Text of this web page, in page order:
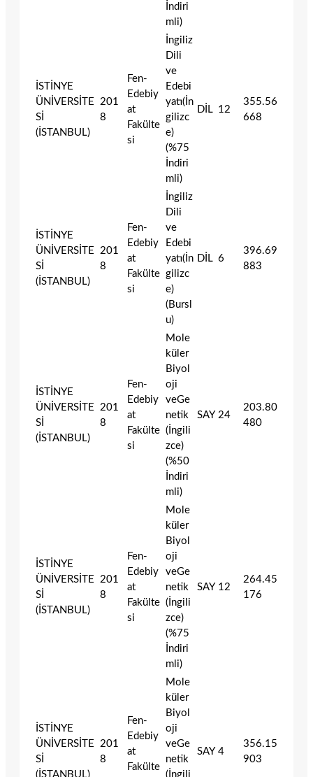
İndiri
mli)
İSTİNYE
ÜNİVERSİTE
Sİ
(İSTANBUL)
201
8
Fen-
Edebiy
at
Fakülte
si
İngiliz
Dili
ve
Edebi
yatı(İn
gilizc
e)
(%75
İndiri
mli)
DİL 12
355.56
668
İSTİNYE
ÜNİVERSİTE
Sİ
(İSTANBUL)
201
8
Fen-
Edebiy
at
Fakülte
si
İngiliz
Dili
ve
Edebi
yatı(İn
gilizc
e)
(Bursl
u)
DİL 6
396.69
883
İSTİNYE
ÜNİVERSİTE
Sİ
(İSTANBUL)
201
8
Fen-
Edebiy
at
Fakülte
si
Mole
küler
Biyol
oji
veGe
netik
(İngili
zce)
(%50
İndiri
mli)
SAY 24
203.80
480
İSTİNYE
ÜNİVERSİTE
Sİ
(İSTANBUL)
201
8
Fen-
Edebiy
at
Fakülte
si
Mole
küler
Biyol
oji
veGe
netik
(İngili
zce)
(%75
İndiri
mli)
SAY 12
264.45
176
İSTİNYE
ÜNİVERSİTE
Sİ
(İSTANBUL)
201
8
Fen-
Edebiy
at
Fakülte
Mole
küler
Biyol
oji
veGe
netik
(İngili
SAY 4
356.15
903